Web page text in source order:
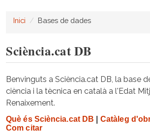
Inici Bases de dades
Sciència.cat DB
Benvinguts a Sciència.cat DB, la base
ciència i la tècnica en català a l'Edat
Renaixement.
Què és Sciència.cat DB Catàleg
Com citar